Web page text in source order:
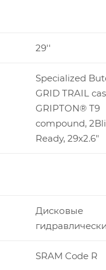
29''
Specialized
GRID TRAIL
GRIPTON® T9
compound,
Ready, 29x2.6"
Дисковые
SRAM Code R